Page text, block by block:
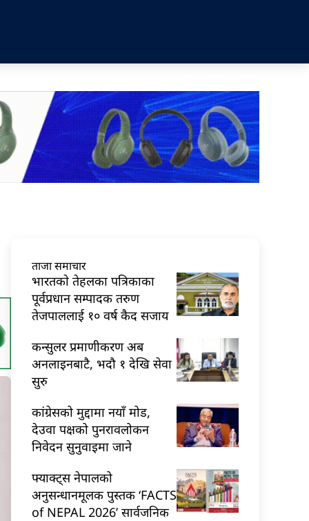
ताजा समाचार
भारतकाे तेहलका पत्रिकाका
पूर्वप्रधान सम्पादक तरुण
तेजपाललाई १० वर्ष कैद सजाय
कन्सुलर प्रमाणीकरण अब
अनलाइनबाटै, भदौ १ देखि सेवा
सुरु
कांग्रेसको मुद्दामा नयाँ मोड,
देउवा पक्षको पुनरावलोकन
निवेदन सुनुवाइमा जाने
फ्याक्ट्स नेपालको
अनुसन्धानमूलक पुस्तक ‘FACTS
of NEPAL 2026’ सार्वजनिक